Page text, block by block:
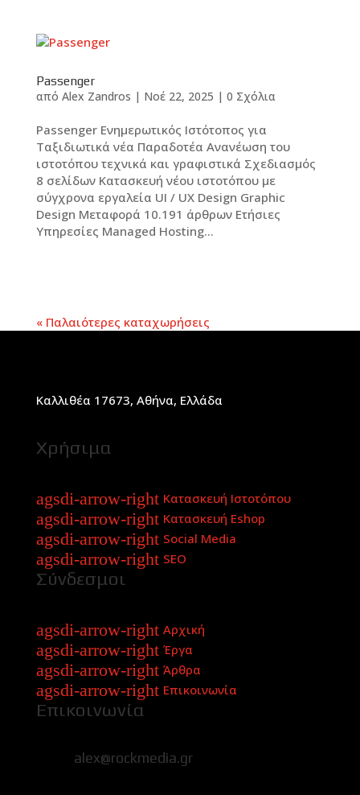
Passenger
από Alex Zandros | Νοέ 22, 2025 | 0 Σχόλια
Passenger Ενημερωτικός Ιστότοπος για
Ταξιδιωτικά νέα Παραδοτέα Ανανέωση του
ιστοτόπου τεχνικά και γραφιστικά Σχεδιασμός
8 σελίδων Κατασκευή νέου ιστοτόπου με
σύγχρονα εργαλεία UI / UX Design Graphic
Design Μεταφορά 10.191 άρθρων Ετήσιες
Υπηρεσίες Managed Hosting...
« Παλαιότερες καταχωρήσεις
Καλλιθέα 17673, Αθήνα, Ελλάδα
Χρήσιμα
agsdi-arrow-right Κατασκευή Ιστοτόπου
agsdi-arrow-right Κατασκευή Eshop
agsdi-arrow-right Social Media
agsdi-arrow-right SEO
Σύνδεσμοι
agsdi-arrow-right Αρχική
agsdi-arrow-right Έργα
agsdi-arrow-right Άρθρα
agsdi-arrow-right Επικοινωνία
Επικοινωνία
alex@rockmedia.gr